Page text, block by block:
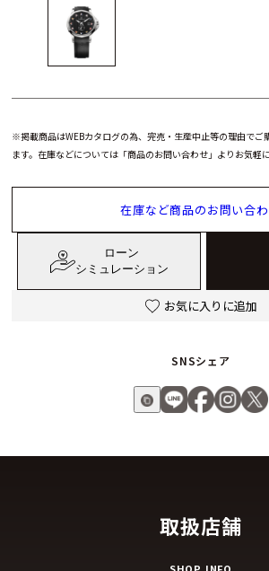
※掲載商品はWEBカタログの為、完売・生産中止等の理由でご
ます。在庫などについては「商品のお問い合わせ」よりお気軽
在庫など商品のお問い合
ローン
シミュレーション
お気に入りに追加
SNSシェア
取扱店舗